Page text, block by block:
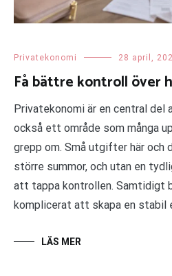
Privatekonomi 28 april,
Få bättre kontroll över
Privatekonomi är en central del
också ett område som många
grepp om. Små utgifter här och
större summor, och utan en
att tappa kontrollen. Samtidigt
komplicerat att skapa en stabil
LÄS MER